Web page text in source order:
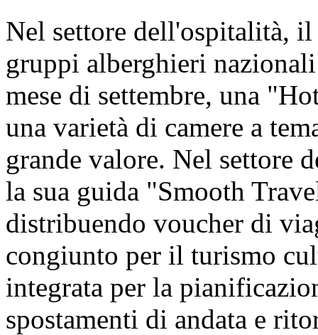
Nel settore dell'ospitalità,
gruppi alberghieri
mese di settembre, una
una varietà di camere a
grande valore. Nel settore
la sua guida "Smooth
distribuendo voucher di
congiunto per il turismo
integrata per la
spostamenti di andata e